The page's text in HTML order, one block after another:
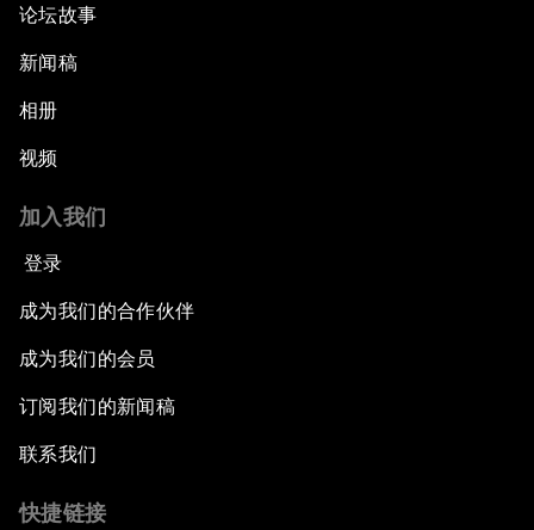
论坛故事
新闻稿
相册
视频
加入我们
登录
成为我们的合作伙伴
成为我们的会员
订阅我们的新闻稿
联系我们
快捷链接